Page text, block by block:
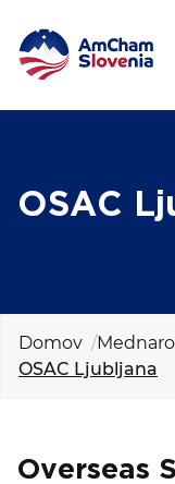
ZAGOVORNIŠTVO
ČLANSTVO
OSAC
Domov
OSAC Ljubljana
Overseas